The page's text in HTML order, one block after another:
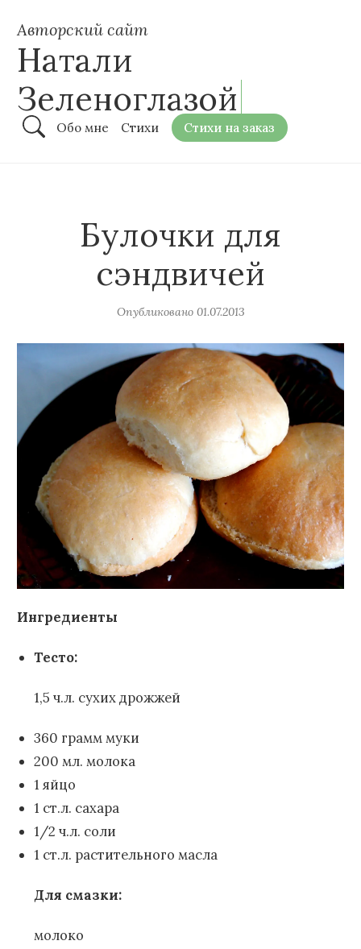
Авторский сайт
Натали
Зеленоглазой
Обо мне Стихи Стихи на заказ
Булочки для
сэндвичей
Опубликовано 01.07.2013
Ингредиенты
Тесто:
1,5 ч.л. сухих дрожжей
360 грамм муки
200 мл. молока
1 яйцо
1 ст.л. сахара
1/2 ч.л. соли
1 ст.л. растительного масла
Для смазки:
молоко